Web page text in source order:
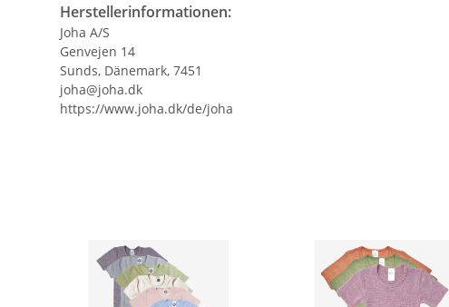
Herstellerinformationen:
Joha A/S
Genvejen 14
Sunds, Dänemark, 7451
joha@joha.dk
https://www.joha.dk/de/joha